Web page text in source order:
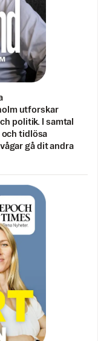
utforskar
politik. I samtal
och tidlösa
gå dit andra